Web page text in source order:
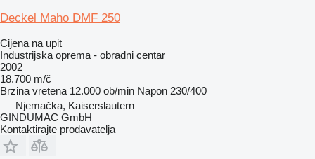
Deckel Maho DMF 250
Cijena na upit
Industrijska oprema - obradni centar
2002
18.700 m/č
Brzina vretena 12.000 ob/min Napon 230/400
Njemačka, Kaiserslautern
GINDUMAC GmbH
Kontaktirajte prodavatelja